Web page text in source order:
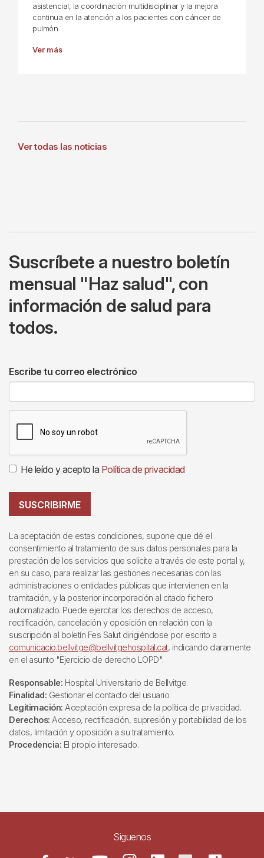
asistencial, la coordinación multidisciplinar y la mejora
continua en la atención a los pacientes con cáncer de
pulmón
Ver más
Ver todas las noticias
Suscríbete a nuestro boletín
mensual "Haz salud", con
información de salud para
todos.
Escribe tu correo electrónico
He leído y acepto la Política de privacidad
SUSCRIBIRME
La aceptación de estas condiciones, supone que dé el
consentimiento al tratamiento de sus datos personales para la
prestación de los servicios que solicite a través de este portal y,
en su caso, para realizar las gestiones necesarias con las
administraciones o entidades públicas que intervienen en la
tramitación, y la posterior incorporación al citado fichero
automatizado. Puede ejercitar los derechos de acceso,
rectificación, cancelación y oposición en relación con la
suscripción al boletín Fes Salut dirigiéndose por escrito a
comunicacio.bellvitge@bellvitgehospital.cat, indicando claramente
en el asunto "Ejercicio de derecho LOPD".
Responsable: Hospital Universitario de Bellvitge.
Finalidad: Gestionar el contacto del usuario
Legitimación: Aceptación expresa de la política de privacidad.
Derechos: Acceso, rectificación, supresión y portabilidad de los
datos, limitación y oposición a su tratamiento.
Procedencia: El propio interesado.
Siguenos